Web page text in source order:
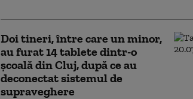
Doi tineri, între care un minor,
au furat 14 tablete dintr-o
şcoală din Cluj, după ce au
deconectat sistemul de
supraveghere